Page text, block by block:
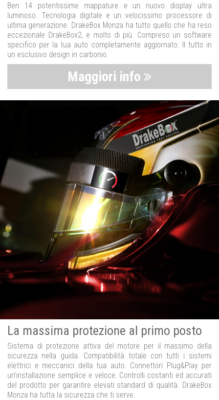
Ben 14 potentissime mappature e un nuovo display ultra
luminoso. Tecnologia digitale e un velocissimo processore di
ultima generazione. DrakeBox Monza ha tutto quello che ha reso
eccezionale DrakeBox2, e molto di più. Compreso un software
specifico per la tua auto completamente aggiornato. Il tutto in
un esclusivo design in carbonio.
Maggiori info
La massima protezione al primo posto
Sistema di protezione attiva del motore per il massimo della
sicurezza nella guida. Compatibilità totale con tutti i sistemi
elettrici e meccanici della tua auto. Connettori Plug&Play per
un’installazione semplice e veloce. Controlli costanti ed accurati
del prodotto per garantire elevati standard di qualità. DrakeBox
Monza ha tutta la sicurezza che ti serve.